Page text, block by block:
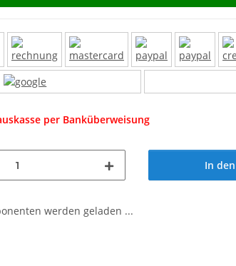
per Banküberweisung
In
werden geladen ...